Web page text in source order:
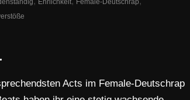
Ehrlichkeit Female-Deutschrap
Acts im Female-Deutschrap